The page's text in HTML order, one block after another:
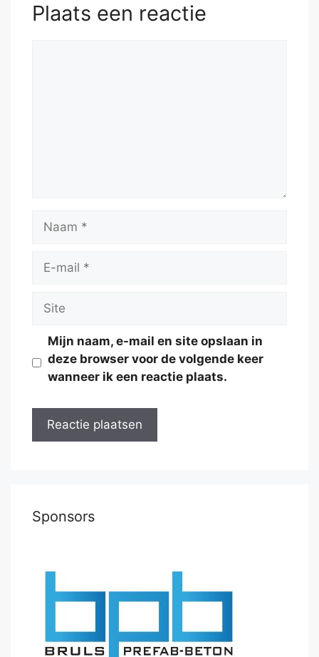
Plaats een reactie
Naam
Site
Mijn naam, e-mail en site opslaan in
deze browser voor de volgende keer
wanneer ik een reactie plaats.
Sponsors